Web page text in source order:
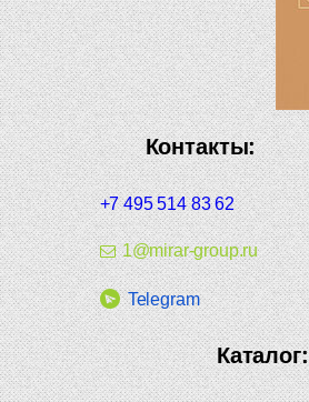
Контакты:
+7 495 514 83 62
1@mirar-group.ru
Telegram
Каталог: